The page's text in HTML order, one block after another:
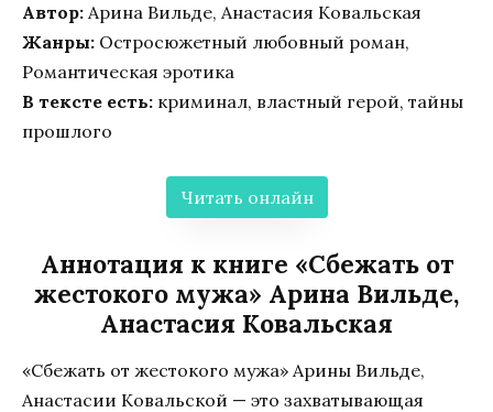
Автор: Арина Вильде, Анастасия Ковальская
Жанры: Остросюжетный любовный роман,
Романтическая эротика
В тексте есть: криминал, властный герой, тайны
прошлого
Читать онлайн
Аннотация к книге «Сбежать от
жестокого мужа» Арина Вильде,
Анастасия Ковальская
«Сбежать от жестокого мужа» Арины Вильде,
Анастасии Ковальской — это захватывающая